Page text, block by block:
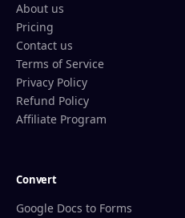
About us
Pricing
Contact us
Terms of Service
Privacy Policy
Refund Policy
Affiliate Program
Convert
Google Docs to Forms